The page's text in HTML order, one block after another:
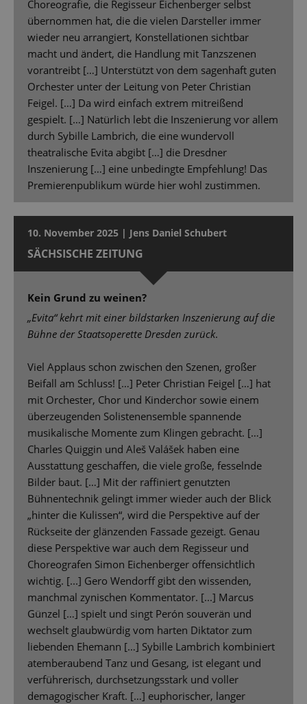
Choreografie, die Regisseur Eichenberger selbst
übernommen hat, die die vielen Darsteller immer
wieder neu arrangiert, Konstellationen sichtbar
macht und ändert, die Handlung mit Tanzszenen
vorantreibt […] Unterstützt von dem sagenhaft guten
Orchester unter der Leitung von Peter Christian
Feigel. […] Da wird einfach extrem mitreißend
gespielt. […] Natürlich lebt die Inszenierung vor allem
durch Sybille Lambrich, die eine wundervoll
theatralische Evita abgibt […] die Dresdner
Inszenierung […] eine unbedingte Empfehlung! Das
Premierenpublikum würde hier wohl zustimmen.
10. November 2025 | Jens Daniel Schubert
SÄCHSISCHE ZEITUNG
Kein Grund zu weinen?
„Evita“ kehrt mit einer bildstarken Inszenierung auf die
Bühne der Staatsoperette Dresden zurück.
Viel Applaus schon zwischen den Szenen, großer
Beifall am Schluss! […] Peter Christian Feigel […] hat
mit Orchester, Chor und Kinderchor sowie einem
überzeugenden Solistenensemble spannende
musikalische Momente zum Klingen gebracht. […]
Charles Quiggin und Aleš Valášek haben eine
Ausstattung geschaffen, die viele große, fesselnde
Bilder baut. […] Mit der raffiniert genutzten
Bühnentechnik gelingt immer wieder auch der Blick
„hinter die Kulissen“, wird die Perspektive auf der
Rückseite der glänzenden Fassade gezeigt. Genau
diese Perspektive war auch dem Regisseur und
Choreografen Simon Eichenberger offensichtlich
wichtig. [...] Gero Wendorff gibt den wissenden,
manchmal zynischen Kommentator. [...] Marcus
Günzel […] spielt und singt Perón souverän und
wechselt glaubwürdig vom harten Diktator zum
liebenden Ehemann […] Sybille Lambrich kombiniert
atemberaubend Tanz und Gesang, ist elegant und
verführerisch, durchsetzungsstark und voller
demagogischer Kraft. […] euphorischer, langer